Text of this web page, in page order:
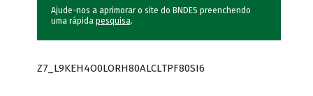
Ajude-nos a aprimorar o site do BNDES preenchendo
uma rápida pesquisa.
Z7_L9KEH4O0LORH80ALCLTPF80SI6